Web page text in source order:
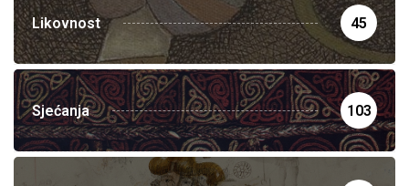
Likovnost 45
Sjećanja 103